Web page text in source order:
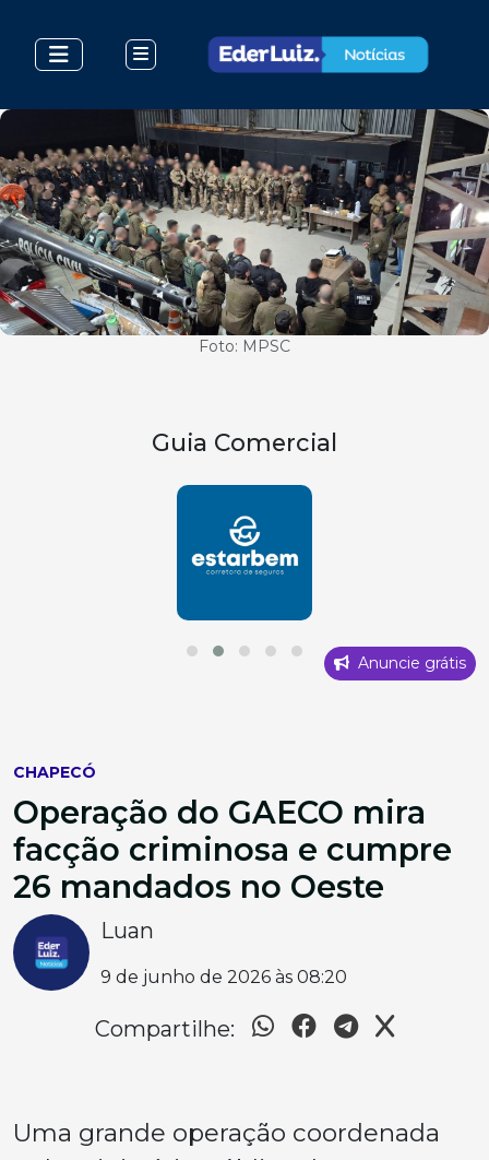
Foto: MPSC
Guia Comercial
Anuncie grátis
CHAPECÓ
Operação do GAECO mira
facção criminosa e cumpre
26 mandados no Oeste
Luan
9 de junho de 2026 às 08:20
Compartilhe:
Uma grande operação coordenada